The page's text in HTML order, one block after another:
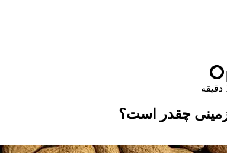
زمینی چقدر است؟